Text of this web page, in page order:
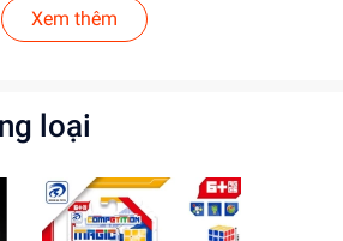
Bật
tiện lợi.
nòng phun (Dual Water Nozzles):
Xem thêm
loại